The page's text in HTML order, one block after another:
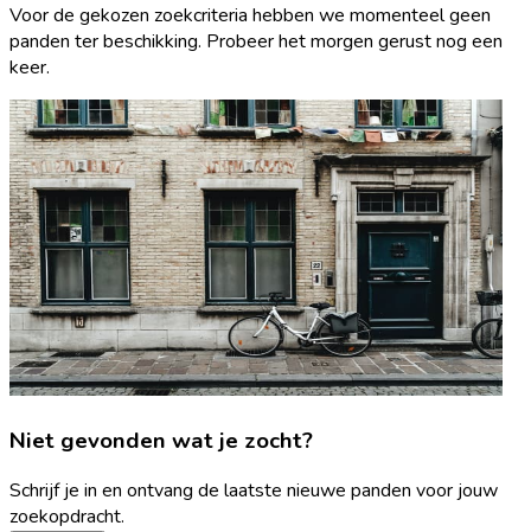
Voor de gekozen zoekcriteria hebben we momenteel geen
panden ter beschikking. Probeer het morgen gerust nog een
keer.
Niet gevonden wat je zocht?
Schrijf je in en ontvang de laatste nieuwe panden voor jouw
zoekopdracht.